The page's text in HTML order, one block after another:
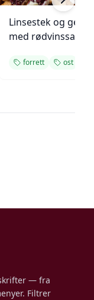
Linsestek og
med rødvinssaus
forrett ost
— fra
Filtrer